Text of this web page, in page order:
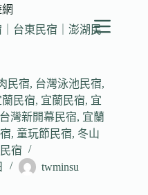
台東民宿｜澎湖民
民宿, 台灣泳池民宿,
蘭民宿, 宜蘭民宿, 宜
台灣新開幕民宿, 宜蘭
, 童玩節民宿, 冬山
宿
twminsu